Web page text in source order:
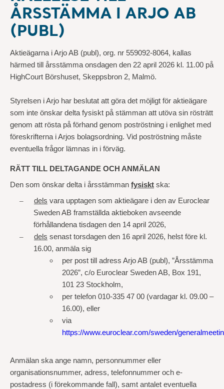
ÅRSSTÄMMA I ARJO AB
(PUBL)
Aktieägarna i Arjo AB (publ), org. nr 559092-8064, kallas
härmed till årsstämma onsdagen den 22 april 2026 kl. 11.00 på
HighCourt Börshuset, Skeppsbron 2, Malmö.
Styrelsen i Arjo har beslutat att göra det möjligt för aktieägare
som inte önskar delta fysiskt på stämman att utöva sin rösträtt
genom att rösta på förhand genom poströstning i enlighet med
föreskrifterna i Arjos bolagsordning. Vid poströstning måste
eventuella frågor lämnas in i förväg.
RÄTT TILL DELTAGANDE OCH ANMÄLAN
Den som önskar delta i årsstämman fysiskt ska:
–
dels vara upptagen som aktieägare i den av Euroclear
Sweden AB framställda aktieboken avseende
förhållandena tisdagen den 14 april 2026,
–
dels senast torsdagen den 16 april 2026, helst före kl.
16.00, anmäla sig
per post till adress Arjo AB (publ), ”Årsstämma
2026”, c/o Euroclear Sweden AB, Box 191,
101 23 Stockholm,
per telefon 010-335 47 00 (vardagar kl. 09.00 –
16.00), eller
via
https://www.euroclear.com/sweden/
Anmälan ska ange namn, personnummer eller
organisationsnummer, adress, telefonnummer och e-
postadress (i förekommande fall), samt antalet eventuella